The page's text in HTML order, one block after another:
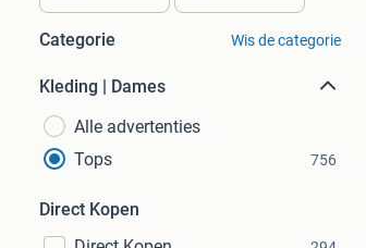
Categorie Wis de categorie
Kleding | Dames
Alle advertenties
Tops
756
Direct Kopen